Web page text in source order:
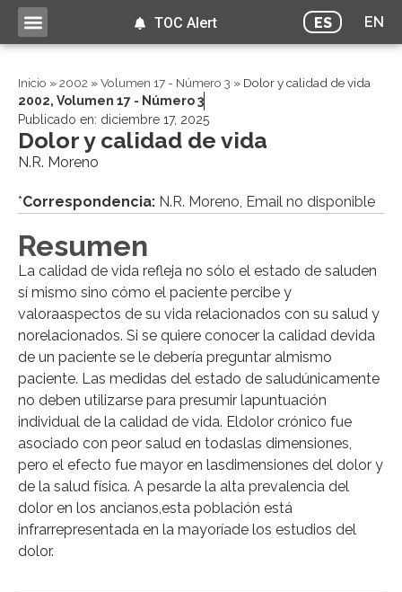
ES EN
TOC Alert
Inicio »2002 »Volumen 17 - Número 3 » Dolor y calidad de vida
2002, Volumen 17 - Número 3
Publicado en: diciembre 17, 2025
Dolor y calidad de vida
N.R. Moreno
*Correspondencia: N.R. Moreno, Email no disponible
Resumen
La calidad de vida refleja no sólo el estado de saluden
sí mismo sino cómo el paciente percibe y
valoraaspectos de su vida relacionados con su salud y
norelacionados. Si se quiere conocer la calidad devida
de un paciente se le debería preguntar almismo
paciente. Las medidas del estado de saludúnicamente
no deben utilizarse para presumir lapuntuación
individual de la calidad de vida. Eldolor crónico fue
asociado con peor salud en todaslas dimensiones,
pero el efecto fue mayor en lasdimensiones del dolor y
de la salud física. A pesarde la alta prevalencia del
dolor en los ancianos,esta población está
infrarrepresentada en la mayoríade los estudios del
dolor.